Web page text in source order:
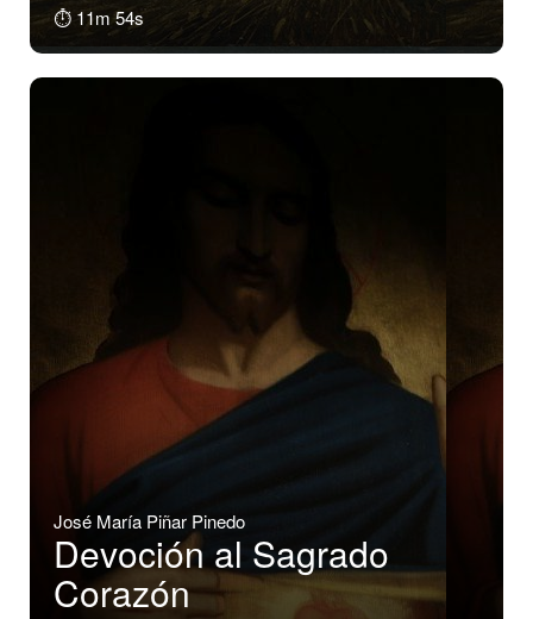
⏱️ 11m 54s
José María Piñar Pinedo
Devoción al Sagrado
Corazón